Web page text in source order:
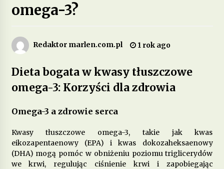
Dieta przy zespole policystycznych jajników –
jakie produkty pomagają w leczeniu?
Jakie są korzyści z wprowadzenia do diety
3 miesiące ago
5 miesięcy ago
Jakie suplementy warto wprowadzić do diety na
poprawę jakości snu?
5 miesięcy ago
omega-3?
Redaktor marlen.com.pl 1 rok ago
Dieta bogata w kwasy tłuszczowe
omega-3: Korzyści dla zdrowia
Omega-3 a zdrowie serca
Kwasy tłuszczowe omega-3, takie jak kwas
eikozapentaenowy (EPA) i kwas dokozaheksaenowy
(DHA) mogą pomóc w obniżeniu poziomu triglicerydów
we krwi, regulując ciśnienie krwi i zapobiegając